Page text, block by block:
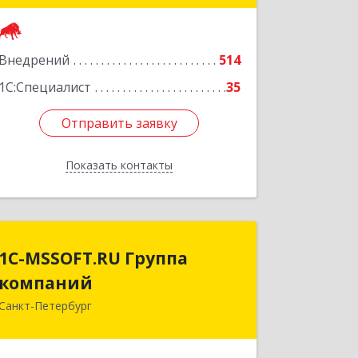
Внедрений
514
1С:Специалист
35
Отправить заявку
Показать контакты
литера А, пом.5-H
Отправить заявку
Назад
1C-MSSOFT.RU Группа
компаний
Петербург
компаний
196006, Санкт-Петербург г, вн.тер.г.